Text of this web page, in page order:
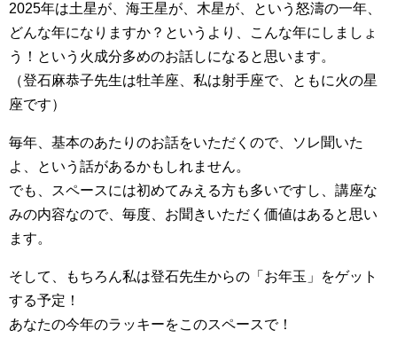
2025年は土星が、海王星が、木星が、という怒濤の一年、
どんな年になりますか？というより、こんな年にしましょ
う！という火成分多めのお話しになると思います。
（登石麻恭子先生は牡羊座、私は射手座で、ともに火の星
座です）
毎年、基本のあたりのお話をいただくので、ソレ聞いた
よ、という話があるかもしれません。
でも、スペースには初めてみえる方も多いですし、講座な
みの内容なので、毎度、お聞きいただく価値はあると思い
ます。
そして、もちろん私は登石先生からの「お年玉」をゲット
する予定！
あなたの今年のラッキーをこのスペースで！